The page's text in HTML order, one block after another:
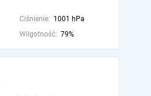
Ciśnienie: 1001 hPa
Wilgotność: 79%